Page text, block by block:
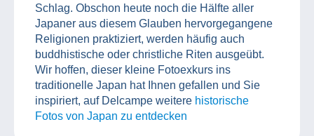
Schlag. Obschon heute noch die Hälfte aller
Japaner aus diesem Glauben hervorgegangene
Religionen praktiziert, werden häufig auch
buddhistische oder christliche Riten ausgeübt.
Wir hoffen, dieser kleine Fotoexkurs ins
traditionelle Japan hat Ihnen gefallen und Sie
inspiriert, auf Delcampe weitere historische
Fotos von Japan zu entdecken